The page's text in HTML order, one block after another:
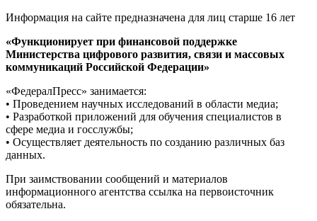
Информация на сайте предназначена для лиц старше 16 лет
«Функционирует при финансовой поддержке
Министерства цифрового развития, связи и массовых
коммуникаций Российской Федерации»
«ФедералПресс» занимается:
• Проведением научных исследований в области медиа;
• Разработкой приложений для обучения специалистов в
сфере медиа и госслужбы;
• Осуществляет деятельность по созданию различных баз
данных.
При заимствовании сообщений и материалов
информационного агентства ссылка на первоисточник
обязательна.